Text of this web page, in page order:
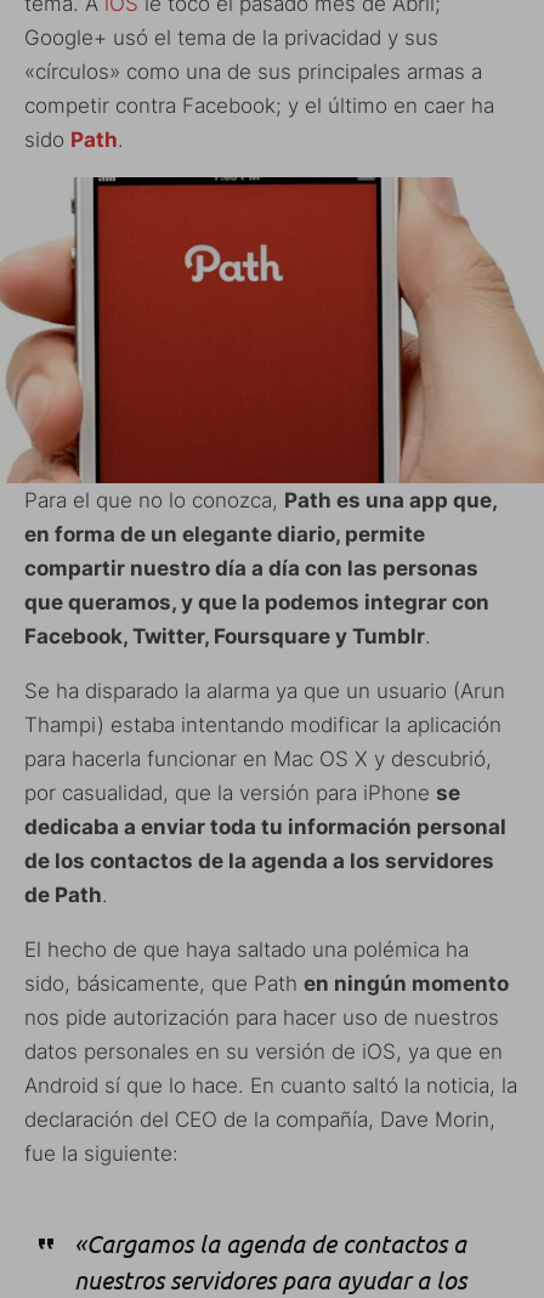
Google+ usó el tema de la privacidad y sus
«círculos» como una de sus principales armas a
competir contra Facebook; y el último en caer ha
sido Path.
Para el que no lo conozca, Path es una app que,
en forma de un elegante diario, permite
compartir nuestro día a día con las personas
que queramos, y que la podemos integrar con
Facebook, Twitter, Foursquare y Tumblr.
Se ha disparado la alarma ya que un usuario (Arun
Thampi) estaba intentando modificar la aplicación
para hacerla funcionar en Mac OS X y descubrió,
por casualidad, que la versión para iPhone se
dedicaba a enviar toda tu información personal
de los contactos de la agenda a los servidores
de Path.
El hecho de que haya saltado una polémica ha
sido, básicamente, que Path en ningún momento
nos pide autorización para hacer uso de nuestros
datos personales en su versión de iOS, ya que en
Android sí que lo hace. En cuanto saltó la noticia, la
declaración del CEO de la compañía, Dave Morin,
fue la siguiente:
«Cargamos la agenda de contactos a
nuestros servidores para ayudar a los